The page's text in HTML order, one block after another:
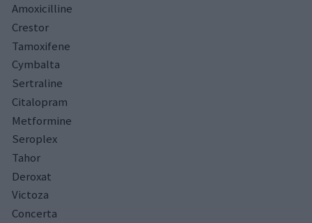
Amoxicilline
Crestor
Tamoxifene
Cymbalta
Sertraline
Citalopram
Metformine
Seroplex
Tahor
Deroxat
Victoza
Concerta